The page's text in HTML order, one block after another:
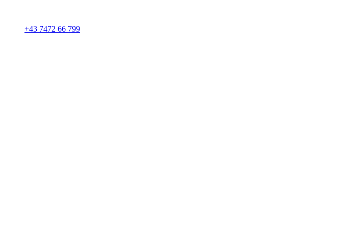
+43 7472 66 799